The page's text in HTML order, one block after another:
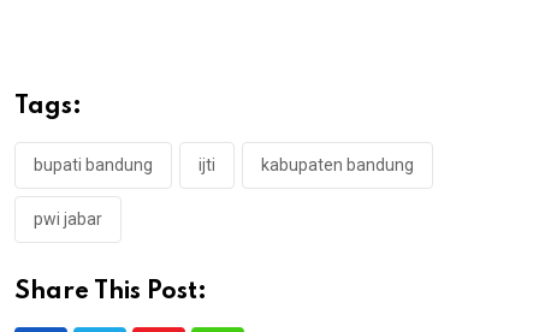
Tags:
bupati bandung ijti kabupaten bandung
pwi jabar
Share This Post: